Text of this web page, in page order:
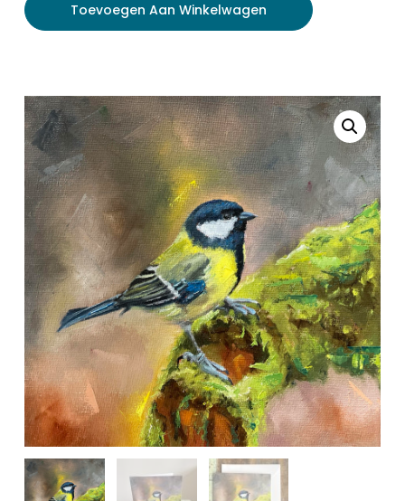
Toevoegen Aan Winkelwagen